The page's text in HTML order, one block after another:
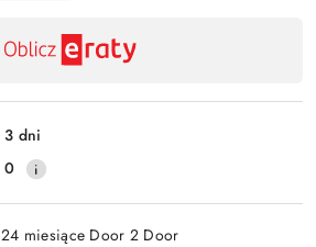
3 dni
0
24 miesiące Door 2 Door